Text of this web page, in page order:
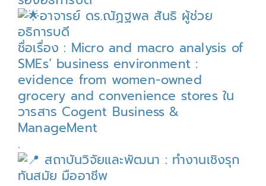
อาจารย์ ดร.ณัฏฐพล สันธิ ผู้ช่วย
อธิการบดี
ชื่อเรื่อง : Micro and macro analysis of
SMEs’ business environment :
evidence from women-owned
grocery and convenience stores ใน
วารสาร Cogent Business &
ManageMent
.
สถาบันวิจัยและพัฒนา : ทำงานเชิงรุก
ทันสมัย มืออาชีพ